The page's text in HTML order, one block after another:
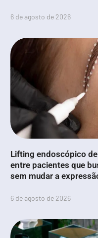
6 de agosto de 2026
Lifting endoscópico
entre pacientes que
sem mudar a
6 de agosto de 2026